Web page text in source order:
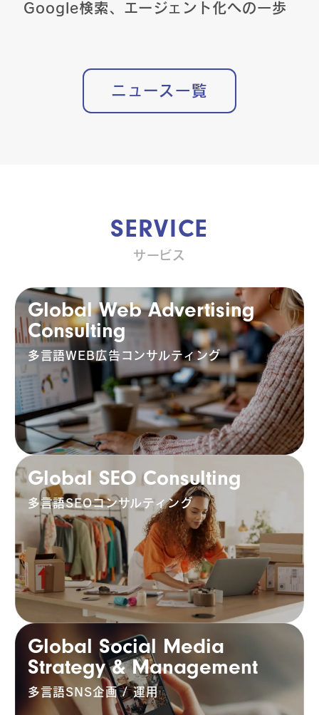
Google検索、エージェント化への一歩
ニュース一覧
SERVICE
サービス
Global Web Advertising
Consulting
多言語WEB広告コンサルティング
Global SEO Consulting
多言語SEOコンサルティング
Global Social Media
Strategy & Management
多言語SNS企画 / 運用